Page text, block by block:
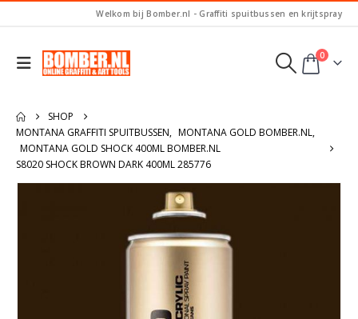
Welkom bij Bomber.nl - Graffiti spuitbussen en krijtspray
0
SHOP
MONTANA GRAFFITI SPUITBUSSEN, MONTANA GOLD BOMBER.NL,
MONTANA GOLD SHOCK 400ML BOMBER.NL
S8020 SHOCK BROWN DARK 400ML 285776